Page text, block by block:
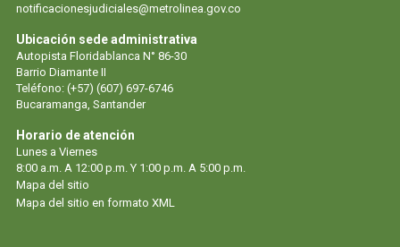
notificacionesjudiciales@metrolinea.gov.co
Ubicación sede administrativa
Autopista Floridablanca N° 86-30
Barrio Diamante II
Teléfono: (+57) (607) 697-6746
Bucaramanga, Santander
Horario de atención
Lunes a Viernes
8:00 a.m. A 12:00 p.m. Y 1:00 p.m. A 5:00 p.m.
Mapa del sitio
Mapa del sitio en formato XML